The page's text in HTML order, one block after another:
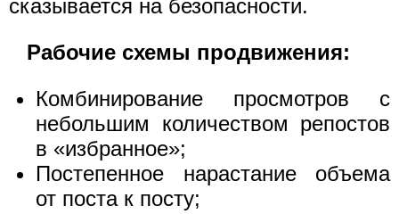
сказывается на безопасности.
Рабочие схемы продвижения:
Комбинирование просмотров с
небольшим количеством репостов
в «избранное»;
Постепенное нарастание объема
от поста к посту;